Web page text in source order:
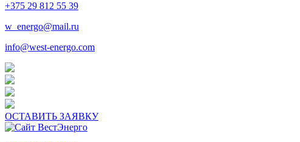
+375 29 812 55 39
w_energo@mail.ru
info@west-energo.com
ОСТАВИТЬ ЗАЯВКУ